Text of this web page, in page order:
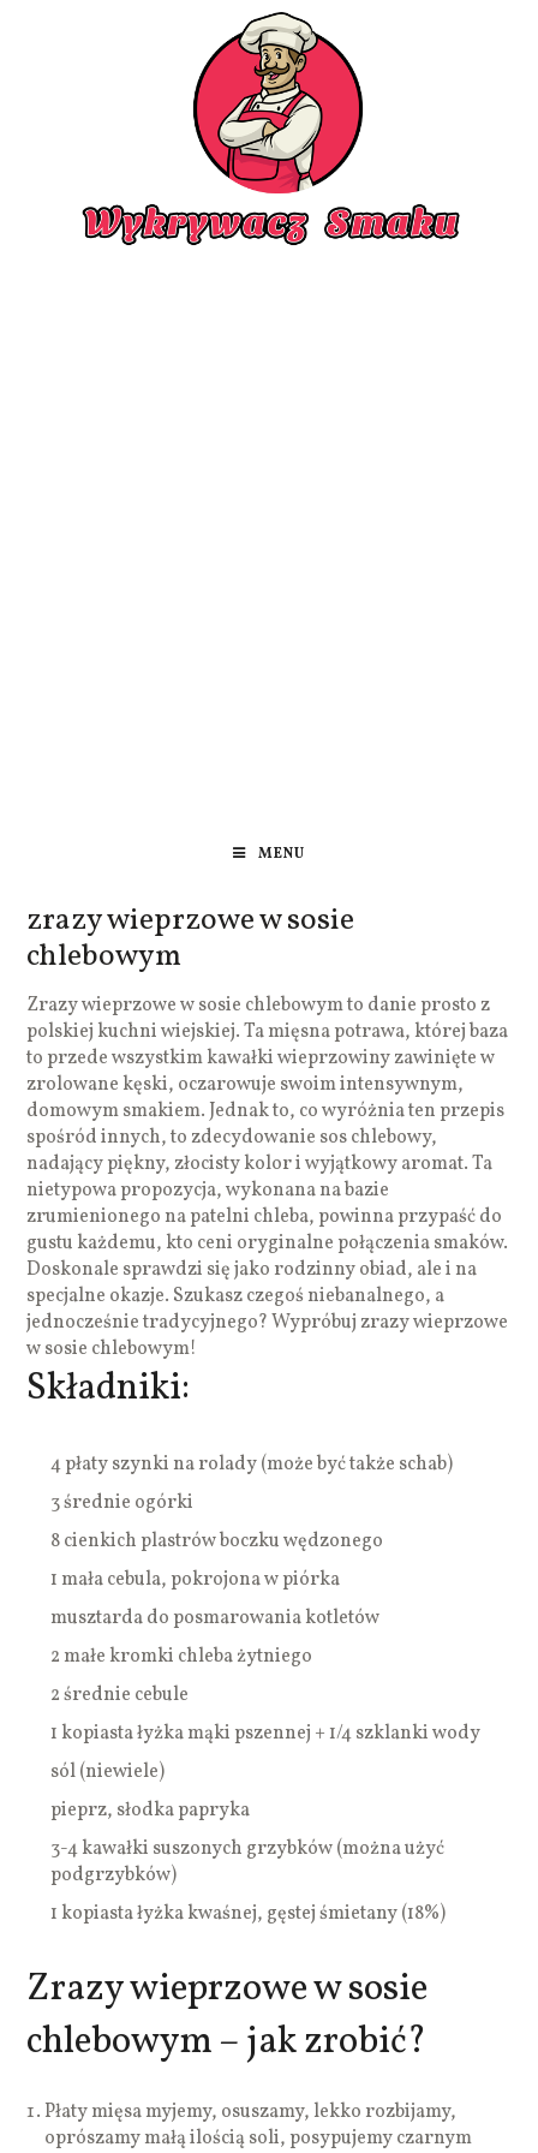
MENU
zrazy wieprzowe w sosie
chlebowym
Zrazy wieprzowe w sosie chlebowym to danie prosto z
polskiej kuchni wiejskiej. Ta mięsna potrawa, której baza
to przede wszystkim kawałki wieprzowiny zawinięte w
zrolowane kęski, oczarowuje swoim intensywnym,
domowym smakiem. Jednak to, co wyróżnia ten przepis
spośród innych, to zdecydowanie sos chlebowy,
nadający piękny, złocisty kolor i wyjątkowy aromat. Ta
nietypowa propozycja, wykonana na bazie
zrumienionego na patelni chleba, powinna przypaść do
gustu każdemu, kto ceni oryginalne połączenia smaków.
Doskonale sprawdzi się jako rodzinny obiad, ale i na
specjalne okazje. Szukasz czegoś niebanalnego, a
jednocześnie tradycyjnego? Wypróbuj zrazy wieprzowe
w sosie chlebowym!
Składniki:
4 płaty szynki na rolady (może być także schab)
3 średnie ogórki
8 cienkich plastrów boczku wędzonego
1 mała cebula, pokrojona w piórka
musztarda do posmarowania kotletów
2 małe kromki chleba żytniego
2 średnie cebule
1 kopiasta łyżka mąki pszennej + 1/4 szklanki wody
sól (niewiele)
pieprz, słodka papryka
3-4 kawałki suszonych grzybków (można użyć
podgrzybków)
1 kopiasta łyżka kwaśnej, gęstej śmietany (18%)
Zrazy wieprzowe w sosie
chlebowym – jak zrobić?
Płaty mięsa myjemy, osuszamy, lekko rozbijamy,
oprószamy małą ilością soli, posypujemy czarnym